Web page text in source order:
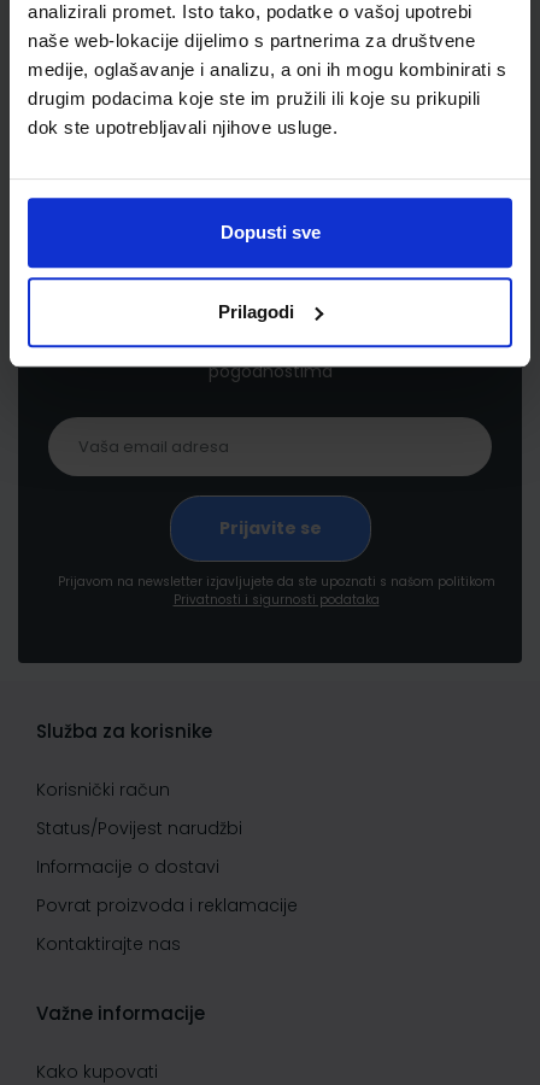
analizirali promet. Isto tako, podatke o vašoj upotrebi
naše web-lokacije dijelimo s partnerima za društvene
medije, oglašavanje i analizu, a oni ih mogu kombinirati s
drugim podacima koje ste im pružili ili koje su prikupili
dok ste upotrebljavali njihove usluge.
Dopusti sve
Prilagodi
Newsletter prijava
Prijavite se kako bi primali informacije o novim
proizvodima i uslugama, akcijama i drugim
pogodnostima
Prijavom na newsletter izjavljujete da ste upoznati s našom politikom
Privatnosti i sigurnosti podataka
Služba za korisnike
Korisnički račun
Status/Povijest narudžbi
Informacije o dostavi
Povrat proizvoda i reklamacije
Kontaktirajte nas
Važne informacije
Kako kupovati